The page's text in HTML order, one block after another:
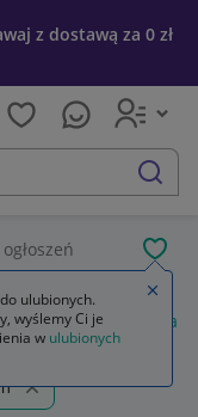
z dostawą za 0 zł
szukaj
ogłoszeń
Muzyka filmowa
winyl muzyka
ulubionych.
wyślemy Ci je
w ulubionych